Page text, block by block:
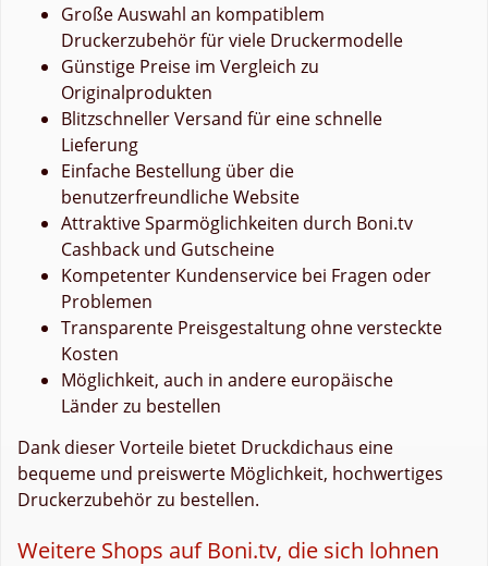
Große Auswahl an kompatiblem
Druckerzubehör für viele Druckermodelle
Günstige Preise im Vergleich zu
Originalprodukten
Blitzschneller Versand für eine schnelle
Lieferung
Einfache Bestellung über die
benutzerfreundliche Website
Attraktive Sparmöglichkeiten durch Boni.tv
Cashback und Gutscheine
Kompetenter Kundenservice bei Fragen oder
Problemen
Transparente Preisgestaltung ohne versteckte
Kosten
Möglichkeit, auch in andere europäische
Länder zu bestellen
Dank dieser Vorteile bietet Druckdichaus eine
bequeme und preiswerte Möglichkeit, hochwertiges
Druckerzubehör zu bestellen.
Weitere Shops auf Boni.tv, die sich lohnen